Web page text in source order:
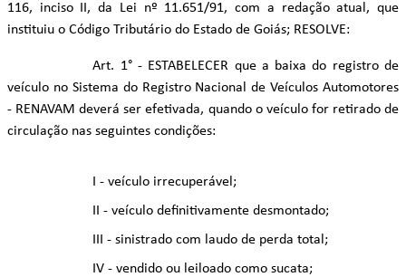
116, inciso II, da Lei nº 11.651/91, com a redação atual, que
instituiu o Código Tributário do Estado de Goiás; RESOLVE:
Art. 1° - ESTABELECER que a baixa do registro de
veículo no Sistema do Registro Nacional de Veículos Automotores
- RENAVAM deverá ser efetivada, quando o veículo for retirado de
circulação nas seguintes condições:
I - veículo irrecuperável;
II - veículo definitivamente desmontado;
III - sinistrado com laudo de perda total;
IV - vendido ou leiloado como sucata;